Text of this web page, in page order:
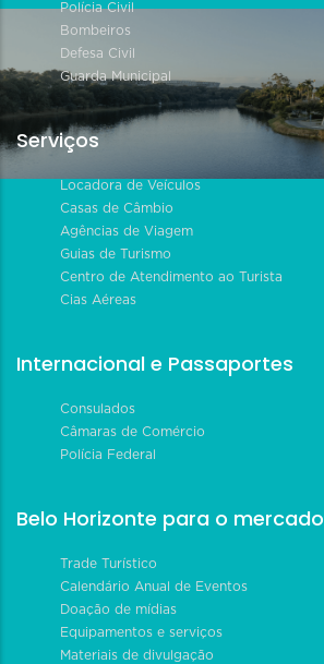
Polícia Civil
Bombeiros
Defesa Civil
Guarda Municipal
Serviços
Locadora de Veículos
Casas de Câmbio
Agências de Viagem
Guias de Turismo
Centro de Atendimento ao Turista
Cias Aéreas
Internacional e Passaportes
Consulados
Câmaras de Comércio
Polícia Federal
Belo Horizonte para o mercado
Trade Turístico
Calendário Anual de Eventos
Doação de mídias
Equipamentos e serviços
Materiais de divulgação